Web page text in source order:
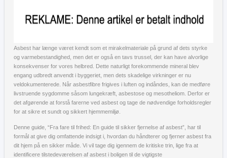
Asbest har længe været kendt som et mirakelmateriale på grund af dets styrke
og varmebestandighed, men det er også en tavs trussel, der kan have alvorlige
konsekvenser for vores helbred. Dette naturligt forekommende mineral blev
engang udbredt anvendt i byggeriet, men dets skadelige virkninger er nu
veldokumenterede. Når asbestfibre frigives i luften og indåndes, kan de medføre
livstruende sygdomme såsom lungekræft, asbestose og mesotheliom. Derfor er
det afgørende at forstå farerne ved asbest og tage de nødvendige forholdsregler
for at sikre et sundt og sikkert hjemmemiljø.
Denne guide, “Fra fare til frihed: En guide til sikker fjernelse af asbest”, har til
formål at give dig omfattende indsigt i, hvordan du håndterer og fjerner asbest fra
dit hjem på en sikker måde. Vi vil tage dig igennem de kritiske trin, lige fra at
identificere tilstedeværelsen af asbest i boligen til de vigtigste